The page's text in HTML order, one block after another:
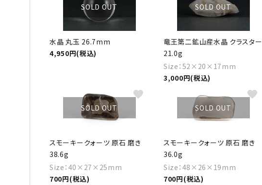
SOLD OUT
水晶 丸玉 26.7mm
4,950円(税込)
SOLD OUT
竜王第二鉱山産水晶 クラスター
21.0g
Size：52×20×17mm
3,000円(税込)
SOLD OUT
スモーキークォーツ 原石 磨き
38.6g
Size：40×27×25mm
700円(税込)
favorite
SOLD OUT
スモーキークォーツ 原石 磨き
36.0g
Size：48×26×19mm
700円(税込)
favorite